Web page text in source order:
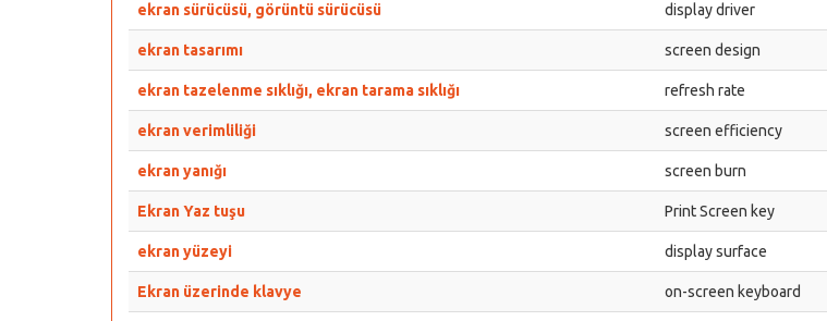
ekran sürücüsü, görüntü sürücüsü display driver
ekran tasarımı screen design
ekran tazelenme sıklığı, ekran tarama sıklığı refresh rate
ekran verimliliği screen efficiency
ekran yanığı screen burn
Ekran Yaz tuşu Print Screen key
ekran yüzeyi display surface
Ekran üzerinde klavye on-screen keyboard